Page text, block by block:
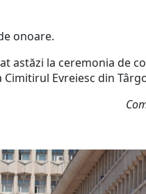
onoare.
astăzi la ceremonia de
Evreiesc din